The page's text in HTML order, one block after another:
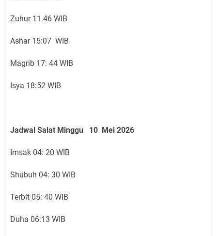
Zuhur 11.46 WIB
Ashar 15:07 WIB
Magrib 17: 44 WIB
Isya 18:52 WIB
Jadwal Salat Minggu 10 Mei 2026
Imsak 04: 20 WIB
Shubuh 04: 30 WIB
Terbit 05: 40 WIB
Duha 06:13 WIB